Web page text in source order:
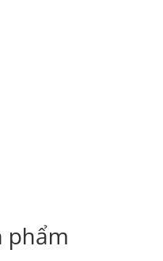
phẩm